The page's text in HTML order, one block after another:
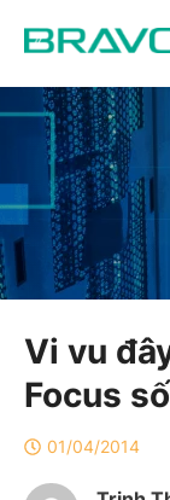
Vi vu
Focus
01/04/2014